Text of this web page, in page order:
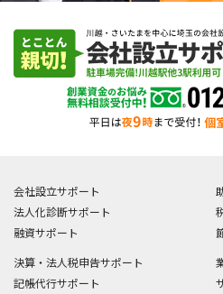
会社設立サポート
法人化診断サポート
融資サポート
決算・法人税申告サポート
記帳代行サポート